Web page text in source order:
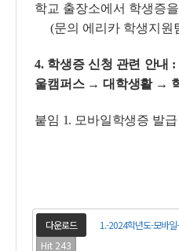
학교 출장소에서 학생증
(문의 에리카 학생지원
4. 학생증 신청 관련 안내
울캠퍼스 → 대학생활 →
붙임 1. 모바일학생증 발
다운로드 1.-2024학년도-모바
Hit 243